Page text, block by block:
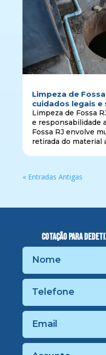
Limpeza de
cuidados legais e
Limpeza de Fossa
e responsabilidade
Fossa RJ envolve
retirada do material
« Entradas Antigas
Cotação para